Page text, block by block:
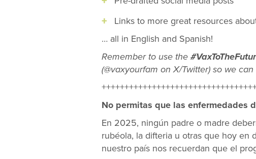
Links to more great resources
… all in English and Spanish!
Remember to use the
(@vaxyourfam on X/Twitter) so we
No permitas que las enfermedades
En 2025, ningún padre o madre
rubéola, la difteria u otras que hoy en
nuestro país nos recuerdan que el